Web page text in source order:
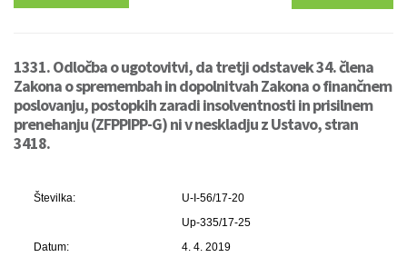
1331. Odločba o ugotovitvi, da tretji odstavek 34. člena
Zakona o spremembah in dopolnitvah Zakona o finančnem
poslovanju, postopkih zaradi insolventnosti in prisilnem
prenehanju (ZFPPIPP-G) ni v neskladju z Ustavo, stran
3418.
Številka:
U-I-56/17-20
Up-335/17-25
Datum:
4. 4. 2019